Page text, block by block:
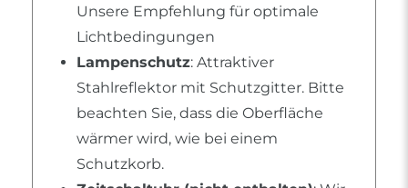
Unsere Empfehlung für optimale
Lichtbedingungen
Lampenschutz: Attraktiver
Stahlreflektor mit Schutzgitter. Bitte
beachten Sie, dass die Oberfläche
wärmer wird, wie bei einem
Schutzkorb.